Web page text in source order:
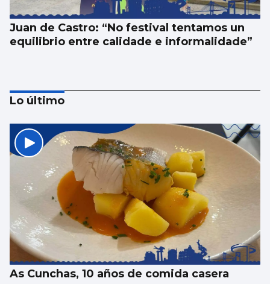
Juan de Castro: “No festival tentamos un
equilibrio entre calidade e informalidade”
SANIDAD
Pacientes de Vigo participan en un estudio
sobre hemodiálisis
Lo último
As Cunchas, 10 años de comida casera